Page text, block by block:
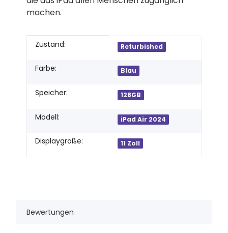
machen.
Produkteigenschaft
Wert
Zustand: Refurbished
Farbe: Blau
Speicher: 128GB
Modell: iPad Air 2024
Displaygröße: 11 Zoll
Bewertungen